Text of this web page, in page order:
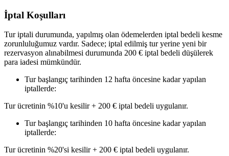
İptal Koşulları
Tur iptali durumunda, yapılmış olan ödemelerden iptal bedeli kesme
zorunluluğumuz vardır. Sadece; iptal edilmiş tur yerine yeni bir
rezervasyon alınabilmesi durumunda 200 € iptal bedeli düşülerek
para iadesi mümkündür.
Tur başlangıç tarihinden 12 hafta öncesine kadar yapılan
iptallerde:
Tur ücretinin %10'u kesilir + 200 € iptal bedeli uygulanır.
Tur başlangıç tarihinden 10 hafta öncesine kadar yapılan
iptallerde:
Tur ücretinin %20'si kesilir + 200 € iptal bedeli uygulanır.